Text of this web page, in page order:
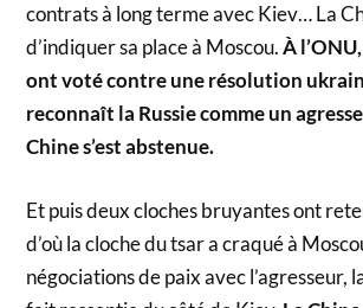
contrats à long terme avec Kiev… La
d’indiquer sa place à Moscou.À
ont voté contre une résolution
reconnaît la Russie comme un
Chine s’est abstenue.
Et puis deux cloches bruyantes ont
d’où la cloche du tsar a craqué à
négociations de paix avec l’agresseur,